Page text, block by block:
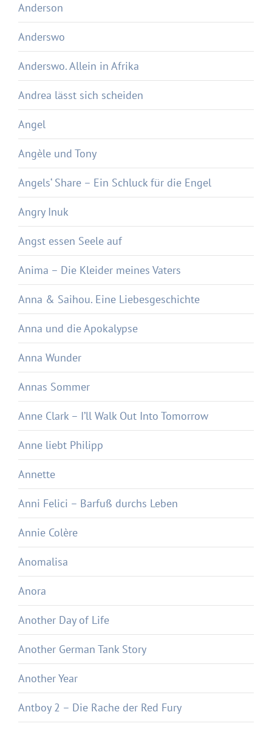
Anderson
Anderswo
Anderswo. Allein in Afrika
Andrea lässt sich scheiden
Angel
Angèle und Tony
Angels‘ Share – Ein Schluck für die Engel
Angry Inuk
Angst essen Seele auf
Anima – Die Kleider meines Vaters
Anna & Saihou. Eine Liebesgeschichte
Anna und die Apokalypse
Anna Wunder
Annas Sommer
Anne Clark – I’ll Walk Out Into Tomorrow
Anne liebt Philipp
Annette
Anni Felici – Barfuß durchs Leben
Annie Colère
Anomalisa
Anora
Another Day of Life
Another German Tank Story
Another Year
Antboy 2 – Die Rache der Red Fury